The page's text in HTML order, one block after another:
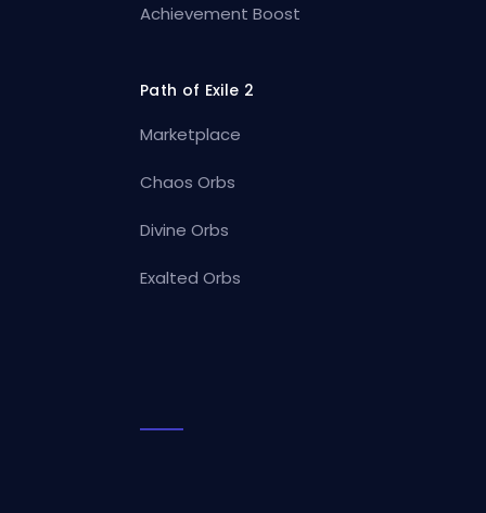
Achievement Boost
Path of Exile 2
Marketplace
Chaos Orbs
Divine Orbs
Exalted Orbs